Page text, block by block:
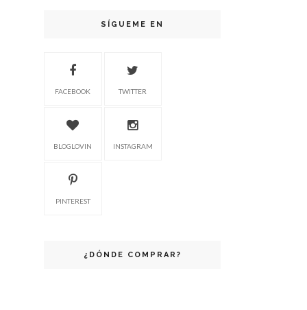
SÍGUEME EN
FACEBOOK TWITTER
BLOGLOVIN INSTAGRAM
PINTEREST
¿DÓNDE COMPRAR?